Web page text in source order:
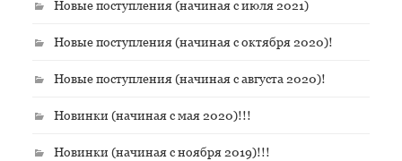
Новые поступления (начиная с июля 2021)
Новые поступления (начиная с октября 2020)!
Новые поступления (начиная с августа 2020)!
Новинки (начиная с мая 2020)!!!
Новинки (начиная с ноября 2019)!!!